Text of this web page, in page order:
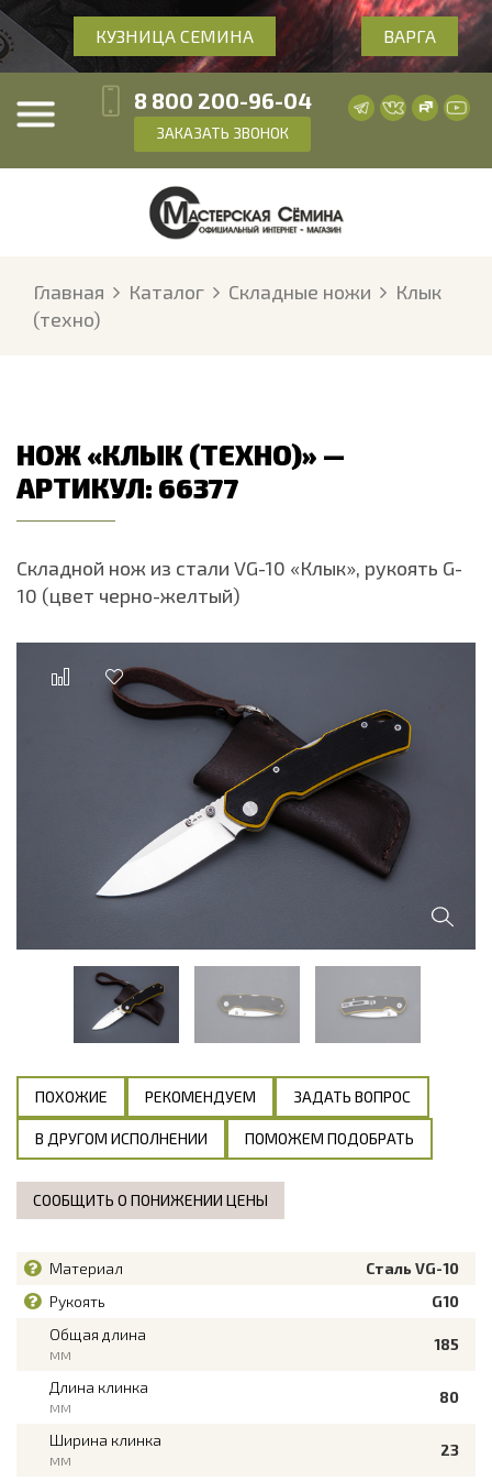
КУЗНИЦА СЕМИНА ВАРГА
8 800 200-96-04
ЗАКАЗАТЬ ЗВОНОК
Главная Каталог Складные ножи
Клык
(техно)
НОЖ «КЛЫК (ТЕХНО)» —
АРТИКУЛ: 66377
Складной нож из стали VG-10 «Клык», рукоять G-
10 (цвет черно-желтый)
ПОХОЖИЕ РЕКОМЕНДУЕМ ЗАДАТЬ ВОПРОС
В ДРУГОМ ИСПОЛНЕНИИ ПОМОЖЕМ ПОДОБРАТЬ
СООБЩИТЬ О ПОНИЖЕНИИ ЦЕНЫ
Материал
Сталь VG-10
Рукоять
G10
Общая длина
мм
185
Длина клинка
мм
80
Ширина клинка
мм
23